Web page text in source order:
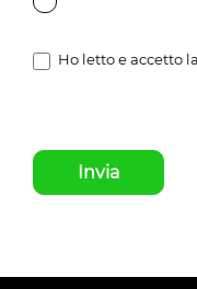
Ho letto e accetto la
Invia